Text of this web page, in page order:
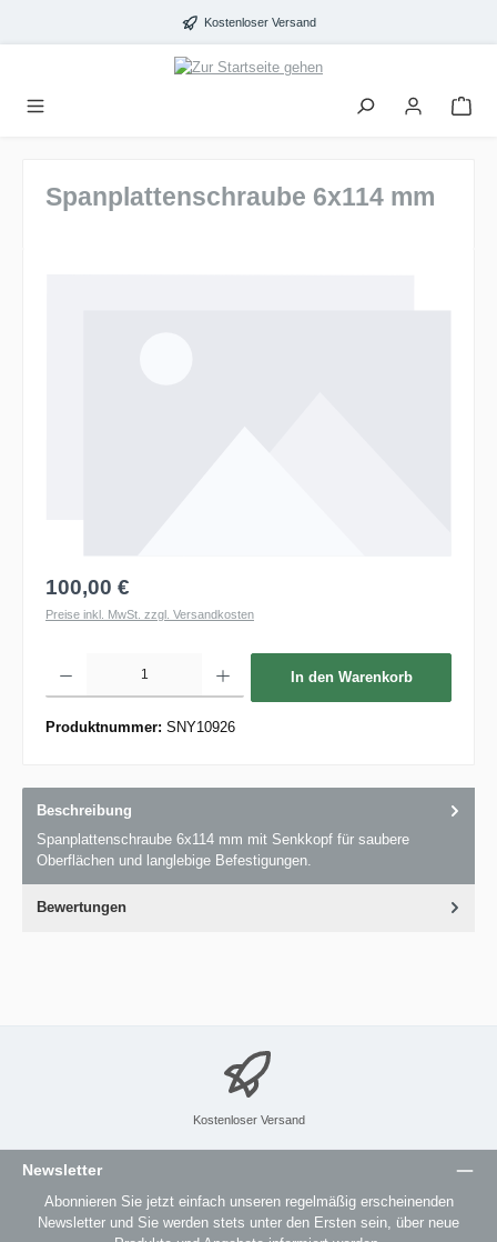
Kostenloser Versand
Spanplattenschraube 6x114 mm
100,00 €
Preise inkl. MwSt. zzgl. Versandkosten
In den Warenkorb
Produktnummer: SNY10926
Beschreibung
Spanplattenschraube 6x114 mm mit Senkkopf für saubere
Oberflächen und langlebige Befestigungen.
Bewertungen
Kostenloser Versand
Newsletter
Abonnieren Sie jetzt einfach unseren regelmäßig erscheinenden
Newsletter und Sie werden stets unter den Ersten sein, über neue